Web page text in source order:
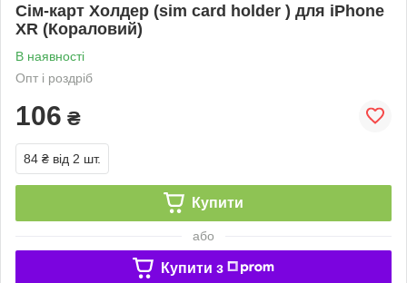
Сім-карт Холдер (sim card holder ) для iPhone
XR (Кораловий)
В наявності
Опт і роздріб
106 ₴
84 ₴ від 2 шт.
Купити
або
Купити з